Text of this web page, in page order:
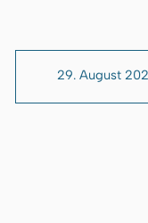
29. August